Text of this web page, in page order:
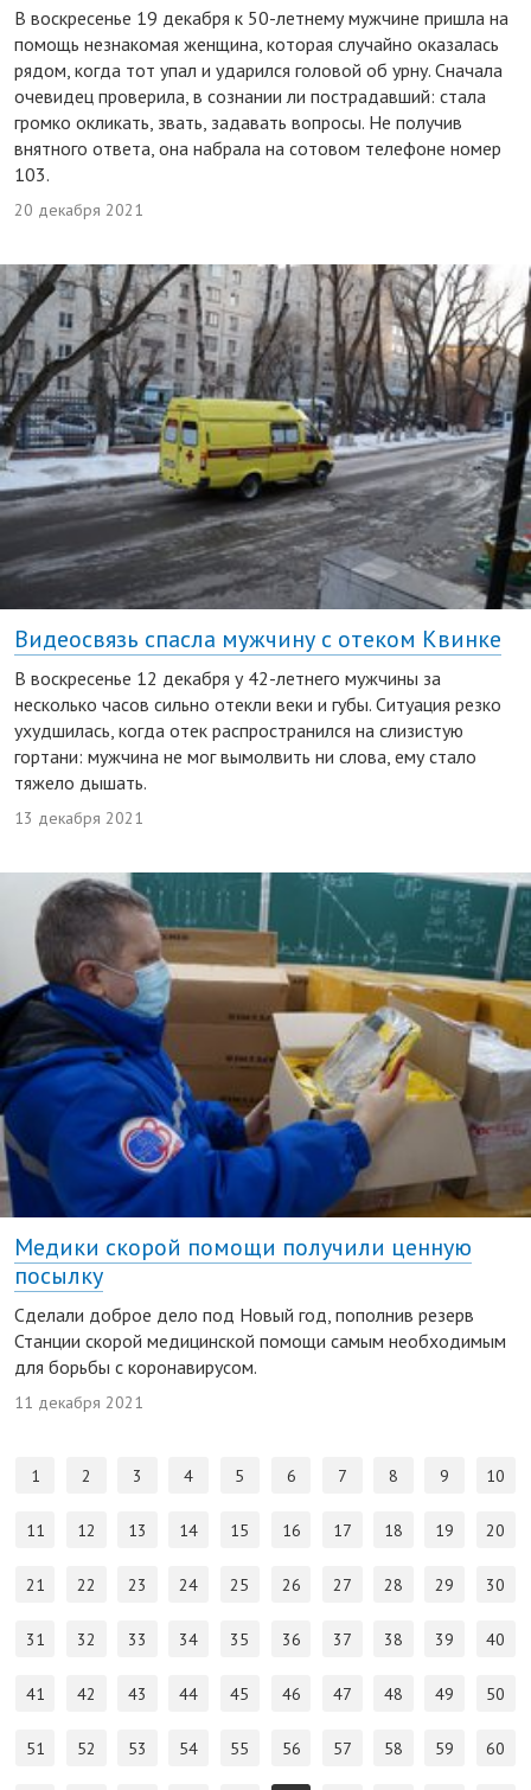
В воскресенье 19 декабря к 50-летнему мужчине пришла на
помощь незнакомая женщина, которая случайно оказалась
рядом, когда тот упал и ударился головой об урну. Сначала
очевидец проверила, в сознании ли пострадавший: стала
громко окликать, звать, задавать вопросы. Не получив
внятного ответа, она набрала на сотовом телефоне номер
103.
20 декабря 2021
Видеосвязь спасла мужчину с отеком Квинке
В воскресенье 12 декабря у 42-летнего мужчины за
несколько часов сильно отекли веки и губы. Ситуация резко
ухудшилась, когда отек распространился на слизистую
гортани: мужчина не мог вымолвить ни слова, ему стало
тяжело дышать.
13 декабря 2021
Медики скорой помощи получили ценную
посылку
Сделали доброе дело под Новый год, пополнив резерв
Станции скорой медицинской помощи самым необходимым
для борьбы с коронавирусом.
11 декабря 2021
1 2 3 4 5 6 7 8 9 10
11 12 13 14 15 16 17 18 19 20
21 22 23 24 25 26 27 28 29 30
31 32 33 34 35 36 37 38 39 40
41 42 43 44 45 46 47 48 49 50
51 52 53 54 55 56 57 58 59 60